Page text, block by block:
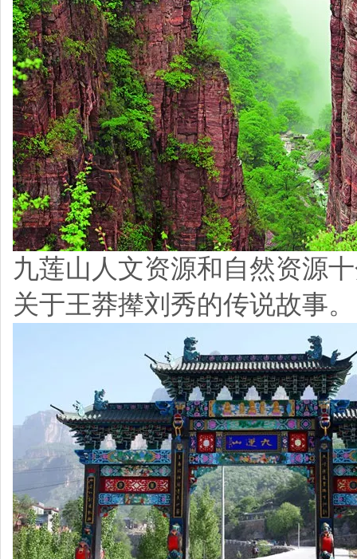
九莲山人文资源和自然资源
关于王莽撵刘秀的传说故事。